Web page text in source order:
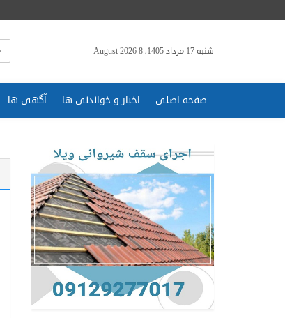
شنبه 17 مرداد 1405، 8 August 2026
صفحه اصلی اخبار و خواندنی ها آگهی ها